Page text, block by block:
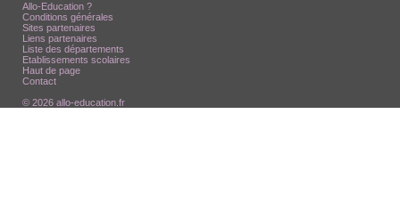
Allo-Education ?
Conditions générales
Sites partenaires
Liens partenaires
Liste des départements
Etablissements scolaires
Haut de page
Contact
© 2026 allo-education.fr